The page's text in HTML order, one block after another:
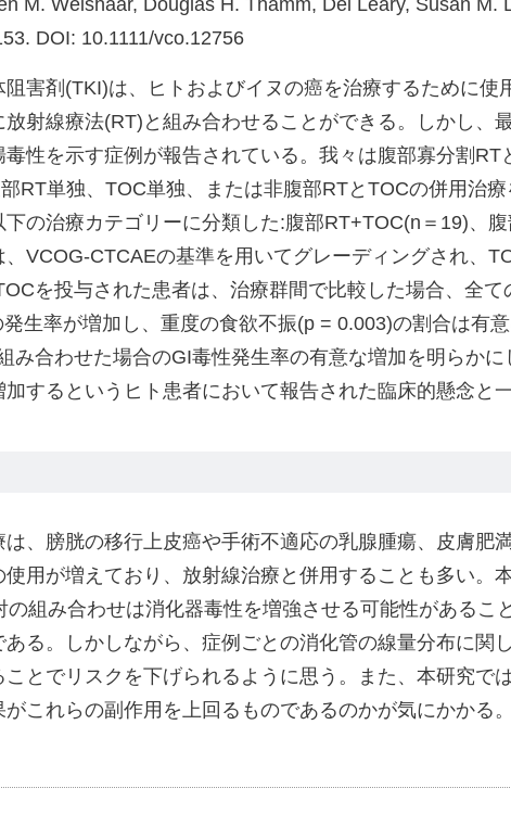
M. Weishaar, Douglas H. Thamm, Del Leary, Susan
DOI: 10.1111/vco.12756
害剤(TKI)は、ヒトおよびイヌの癌を治療するために
射線療法(RT)と組み合わせることができる。しかし、
性を示す症例が報告されている。我々は腹部寡分割
RT単独、TOC単独、または非腹部RTとTOCの併用治
の治療カテゴリーに分類した:腹部RT+TOC(n＝19)、
VCOG-CTCAEの基準を用いてグレーディングされ、
を投与された患者は、治療群間で比較した場合、全
生率が増加し、重度の食欲不振(p = 0.003)の割合は有
み合わせた場合のGI毒性発生率の有意な増加を明らか
するというヒト患者において報告された臨床的懸念と
、膀胱の移行上皮癌や手術不適応の乳腺腫瘍、皮膚肥
用が増えており、放射線治療と併用することも多い。
の組み合わせは消化器毒性を増強させる可能性がある
る。しかしながら、症例ごとの消化管の線量分布に関
とでリスクを下げられるように思う。また、本研究で
これらの副作用を上回るものであるのかが気にかかる。